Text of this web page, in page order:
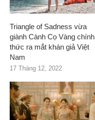
Triangle of Sadness vừa
giành Cành Cọ Vàng chính
thức ra mắt khán giả Việt
Nam
17 Tháng 12, 2022